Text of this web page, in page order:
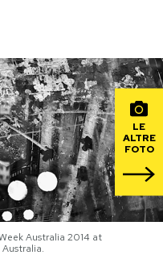
Altrecose
Mondiali calcio 2026
LE
ALTRE
FOTO
Australia 2014 at